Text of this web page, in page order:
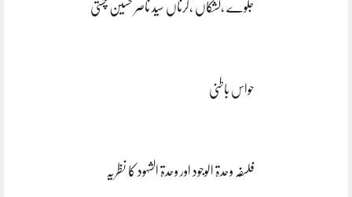
جلوے ،لشکاں ،کرناں سید ناصر حسین چشتی
حواس باطنی
فلسفہ وحدۃ الوجود اور وحدۃ الشہود کا نظریہ